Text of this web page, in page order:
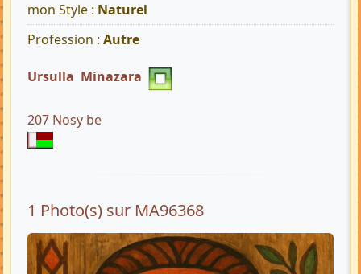
mon Style : Naturel
Profession : Autre
Ursulla Minazara
207 Nosy be
1 Photo(s) sur MA96368